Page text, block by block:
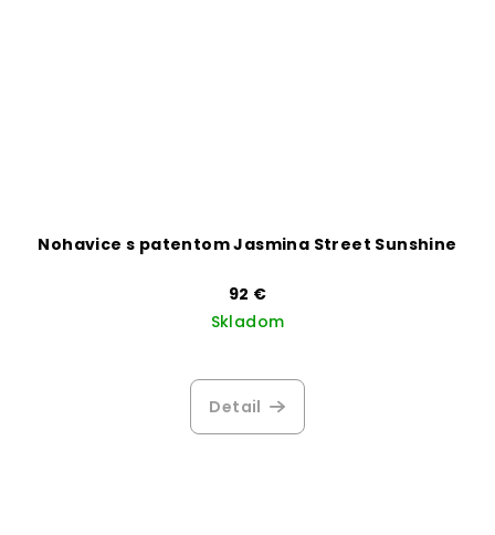
Nohavice s patentom Jasmina Street Sunshine
92 €
Skladom
Detail